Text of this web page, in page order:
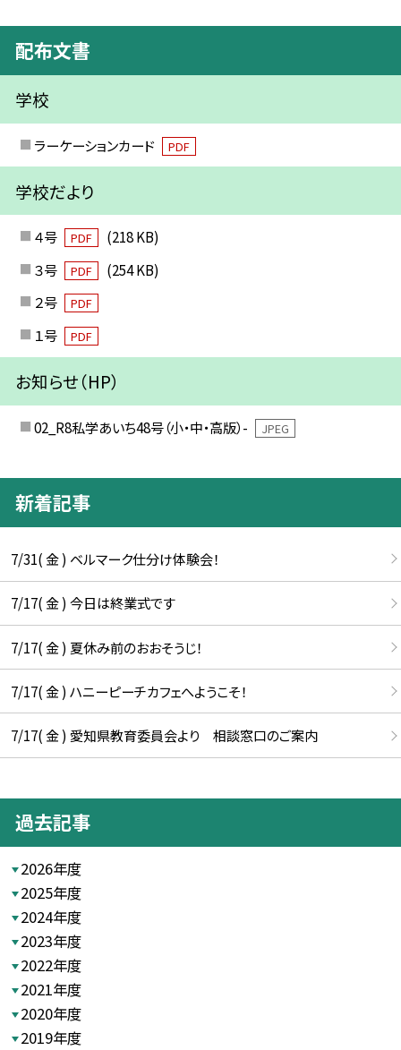
配布文書
学校
ラーケーションカード PDF
学校だより
４号 PDF
(218 KB)
３号
PDF
(254 KB)
２号
PDF
１号 PDF
お知らせ（HP）
02_R8私学あいち48号（小・中・高版）- JPEG
新着記事
7/31( 金 ) ベルマーク仕分け体験会！
7/17( 金 ) 今日は終業式です
7/17( 金 ) 夏休み前のおおそうじ！
7/17( 金 ) ハニーピーチカフェへようこそ！
7/17( 金 ) 愛知県教育委員会より 相談窓口のご案内
過去記事
2026年度
2025年度
2024年度
2023年度
2022年度
2021年度
2020年度
2019年度